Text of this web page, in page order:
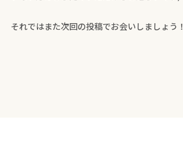
それではまた次回の投稿でお会いしましょう！